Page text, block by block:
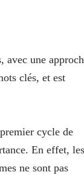
avec une
clés, et est
cycle de
En effet,
ne sont pas